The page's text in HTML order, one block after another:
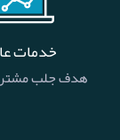
خدمات
هدف جلب